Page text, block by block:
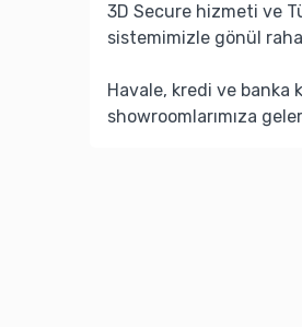
3D Secure hizmeti ve
sistemimizle gönül
Havale, kredi ve banka
showroomlarımıza